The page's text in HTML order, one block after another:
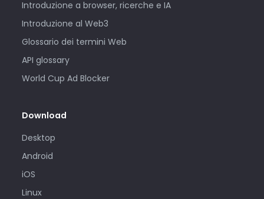
Introduzione a browser, ricerche e IA
Introduzione al Web3
Glossario dei termini Web
API glossary
World Cup Ad Blocker
Download
Desktop
Android
iOS
Linux